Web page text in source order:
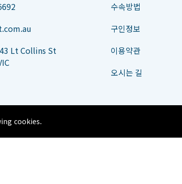
Lt Collins St
수속방법
구인정보
이용약관
오시는 길
cookies.